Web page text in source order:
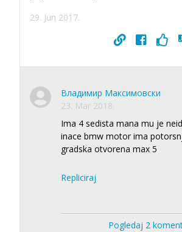
29. Jun 2017.
Владимир Максимовски
23. Mar 2018.
Ima 4 sedista mana mu je
inace bmw motor ima
gradska otvorena max 5
Repliciraj
Pogledaj 2